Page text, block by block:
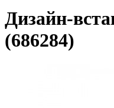
Дизайн-
(686284)